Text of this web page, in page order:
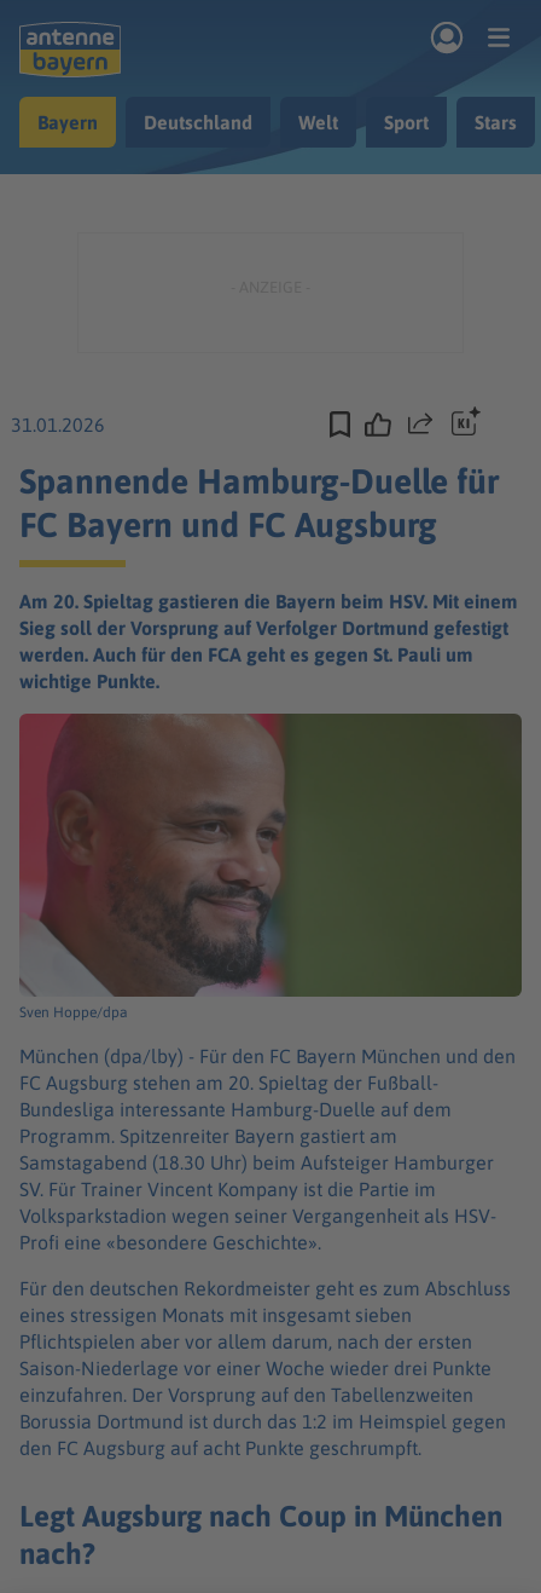
Musik & Radio
Bayern Deutschland Welt Sport Stars
31.01.2026 Teilen
Spannende Hamburg-Duelle für
FC Bayern und FC Augsburg
Am 20. Spieltag gastieren die Bayern beim HSV. Mit einem
Sieg soll der Vorsprung auf Verfolger Dortmund gefestigt
werden. Auch für den FCA geht es gegen St. Pauli um
wichtige Punkte.
Sven Hoppe/dpa
München (dpa/lby) - Für den FC Bayern München und den
FC Augsburg stehen am 20. Spieltag der Fußball-
Bundesliga interessante Hamburg-Duelle auf dem
Programm. Spitzenreiter Bayern gastiert am
Samstagabend (18.30 Uhr) beim Aufsteiger Hamburger
SV. Für Trainer Vincent Kompany ist die Partie im
Volksparkstadion wegen seiner Vergangenheit als HSV-
Profi eine «besondere Geschichte».
Für den deutschen Rekordmeister geht es zum Abschluss
eines stressigen Monats mit insgesamt sieben
Pflichtspielen aber vor allem darum, nach der ersten
Saison-Niederlage vor einer Woche wieder drei Punkte
einzufahren. Der Vorsprung auf den Tabellenzweiten
Borussia Dortmund ist durch das 1:2 im Heimspiel gegen
den FC Augsburg auf acht Punkte geschrumpft.
Legt Augsburg nach Coup in München
nach?